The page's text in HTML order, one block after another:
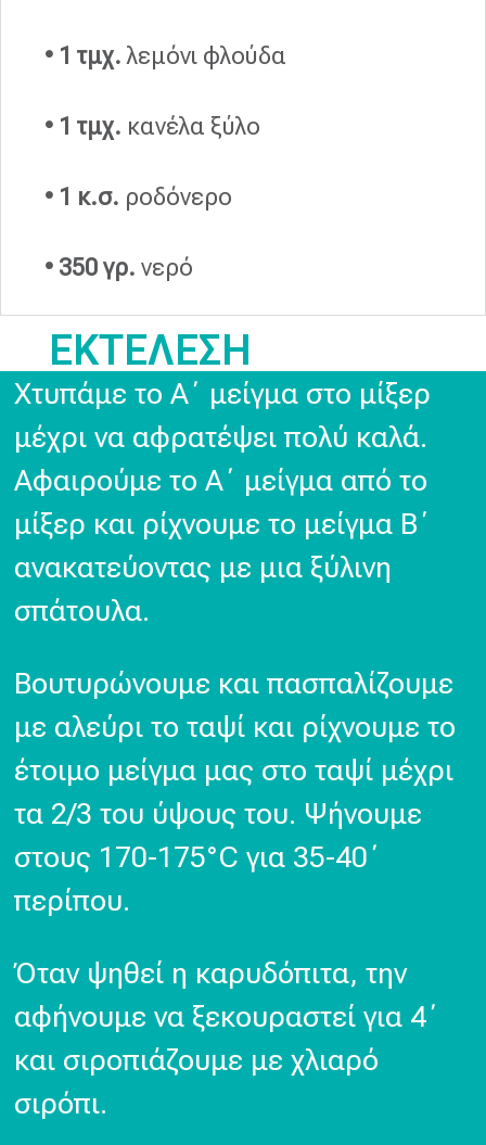
• 1 τμχ. λεμόνι φλούδα
• 1 τμχ. κανέλα ξύλο
• 1 κ.σ. ροδόνερο
• 350 γρ. νερό
ΕΚΤΕΛΕΣΗ
Χτυπάμε το Α΄ μείγμα στο μίξερ
μέχρι να αφρατέψει πολύ καλά.
Αφαιρούμε το Α΄ μείγμα από το
μίξερ και ρίχνουμε το μείγμα Β΄
ανακατεύοντας με μια ξύλινη
σπάτουλα.
Βουτυρώνουμε και πασπαλίζουμε
με αλεύρι το ταψί και ρίχνουμε το
έτοιμο μείγμα μας στο ταψί μέχρι
τα 2/3 του ύψους του. Ψήνουμε
στους 170-175°C για 35-40΄
περίπου.
Όταν ψηθεί η καρυδόπιτα, την
αφήνουμε να ξεκουραστεί για 4΄
και σιροπιάζουμε με χλιαρό
σιρόπι.